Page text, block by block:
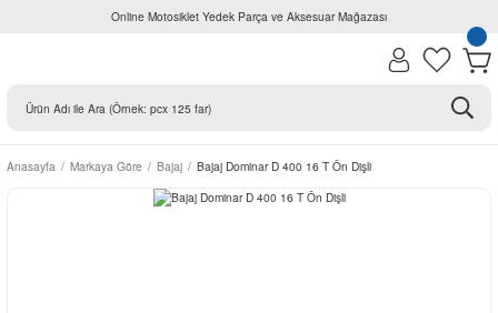
Online Motosiklet Yedek Parça ve Aksesuar Mağazası
Anasayfa Markaya Göre Bajaj Bajaj Dominar D 400 16 T Ön Dişli